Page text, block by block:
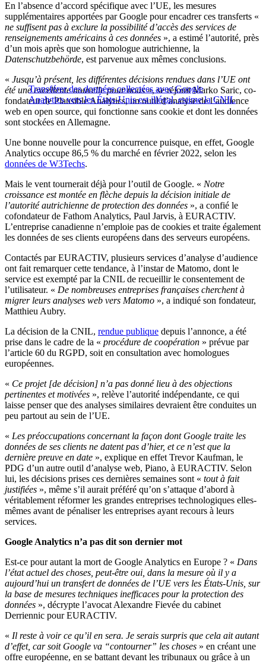
En l’absence d’accord spécifique avec l’UE, les mesures
supplémentaires apportées par Google pour encadrer ces transferts «
ne suffisent pas à exclure la possibilité d’accès des services de
renseignements américains à ces données », a estimé l’autorité, près
d’un mois après que son homologue autrichienne, la
Datenschutzbehörde, est parvenue aux mêmes conclusions.
Transférer des données collectées avec Google
Analytics vers les États-Unis est illégal, estime la CNIL
« Jusqu’à présent, les différentes décisions rendues dans l’UE ont
été une excellente nouvelle pour nous», se réjouit Marko Saric, co-
fondateur de Plausible Analytics, un outil d’analyse de l’audience
web en open source, qui fonctionne sans cookie et dont les données
sont stockées en Allemagne.
Une bonne nouvelle pour la concurrence puisque, en effet, Google
Analytics occupe 86,5 % du marché en février 2022, selon les
données de W3Techs.
Mais le vent tournerait déjà pour l’outil de Google. « Notre
croissance est montée en flèche depuis la décision initiale de
l’autorité autrichienne de protection des données », a confié le
cofondateur de Fathom Analytics, Paul Jarvis, à EURACTIV.
L’entreprise canadienne n’emploie pas de cookies et traite également
les données de ses clients européens dans des serveurs européens.
Contactés par EURACTIV, plusieurs services d’analyse d’audience
ont fait remarquer cette tendance, à l’instar de Matomo, dont le
service est exempté par la CNIL de recueillir le consentement de
l’utilisateur. « De nombreuses entreprises françaises cherchent à
migrer leurs analyses web vers Matomo », a indiqué son fondateur,
Matthieu Aubry.
La décision de la CNIL, rendue publique depuis l’annonce, a été
prise dans le cadre de la « procédure de coopération » prévue par
l’article 60 du RGPD, soit en consultation avec homologues
européennes.
« Ce projet [de décision] n’a pas donné lieu à des objections
pertinentes et motivées », relève l’autorité indépendante, ce qui
laisse penser que des analyses similaires devraient être conduites un
peu partout au sein de l’UE.
« Les préoccupations concernant la façon dont Google traite les
données de ses clients ne datent pas d’hier, et ce n’est que la
dernière preuve en date », explique en effet Trevor Kaufman, le
PDG d’un autre outil d’analyse web, Piano, à EURACTIV. Selon
lui, les décisions prises ces dernières semaines sont « tout à fait
justifiées », même s’il aurait préféré qu’on s’attaque d’abord à
véritablement réformer les grandes entreprises technologiques elles-
mêmes avant de pénaliser les entreprises ayant recours à leurs
services.
Google Analytics n’a pas dit son dernier mot
Est-ce pour autant la mort de Google Analytics en Europe ? « Dans
l’état actuel des choses, peut-être oui, dans la mesure où il y a
aujourd’hui un transfert de données de l’UE vers les États-Unis, sur
la base de mesures techniques inefficaces pour la protection des
données », décrypte l’avocat Alexandre Fievée du cabinet
Derriennic pour EURACTIV.
« Il reste à voir ce qu’il en sera. Je serais surpris que cela ait autant
d’effet, car soit Google va “contourner” les choses » en créant une
offre européenne, en se battant devant les tribunaux ou grâce à un